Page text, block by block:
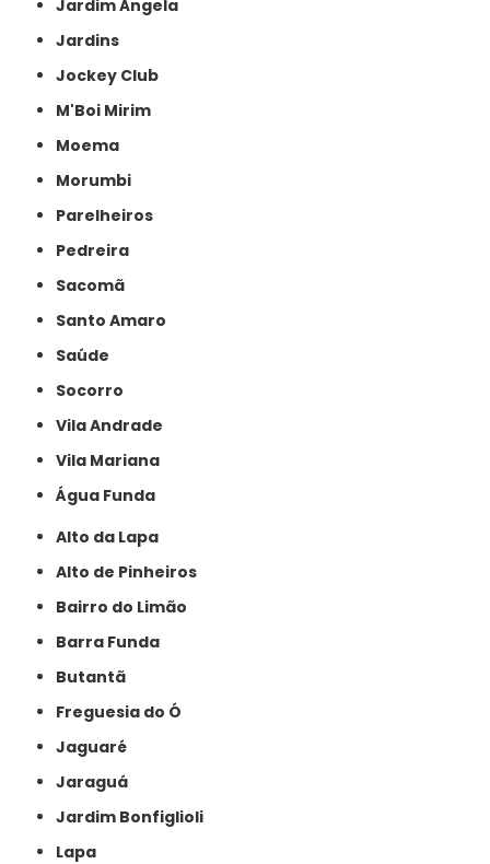
Jardim Ângela
Jardins
Jockey Club
M'Boi Mirim
Moema
Morumbi
Parelheiros
Pedreira
Sacomã
Santo Amaro
Saúde
Socorro
Vila Andrade
Vila Mariana
Água Funda
Alto da Lapa
Alto de Pinheiros
Bairro do Limão
Barra Funda
Butantã
Freguesia do Ó
Jaguaré
Jaraguá
Jardim Bonfiglioli
Lapa